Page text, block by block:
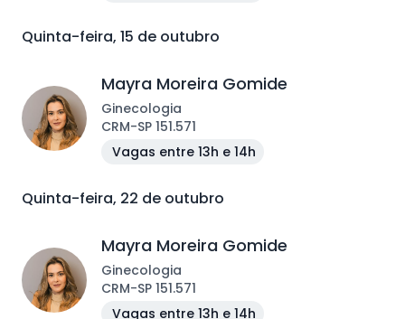
Quinta-feira, 15 de outubro
Mayra Moreira Gomide
Ginecologia
CRM-SP 151.571
Vagas entre 13h e 14h
Quinta-feira, 22 de outubro
Mayra Moreira Gomide
Ginecologia
CRM-SP 151.571
Vagas entre 13h e 14h